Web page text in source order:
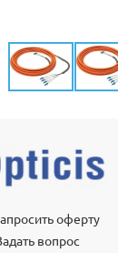
оферту
вопрос